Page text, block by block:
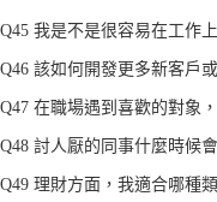
Q45 我是不是很容易在工作
Q46 該如何開發更多新客戶
Q47 在職場遇到喜歡的對象
Q48 討人厭的同事什麼時候
Q49 理財方面，我適合哪種